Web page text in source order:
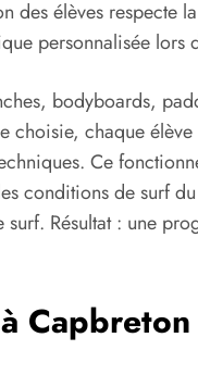
des élèves
personnalisée lors
bodyboards,
chaque
Ce
conditions de surf
Résultat : une